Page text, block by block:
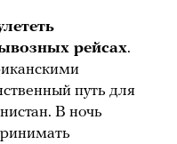
рейсах.
путь для
В ночь